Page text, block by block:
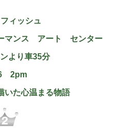
ィッシュ
マンス アート センター
より車35分
2pm
いた心温まる物語